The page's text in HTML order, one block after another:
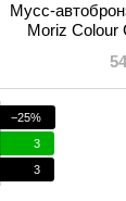
Мусс-
Moriz Colour
−25%
3
3